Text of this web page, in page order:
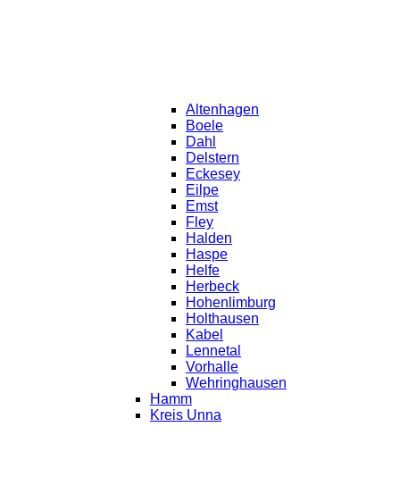
Altenhagen
Boele
Dahl
Delstern
Eckesey
Eilpe
Emst
Fley
Halden
Haspe
Helfe
Herbeck
Hohenlimburg
Holthausen
Kabel
Lennetal
Vorhalle
Wehringhausen
Hamm
Kreis Unna